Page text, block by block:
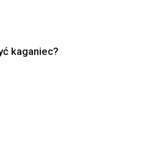
kaganiec?